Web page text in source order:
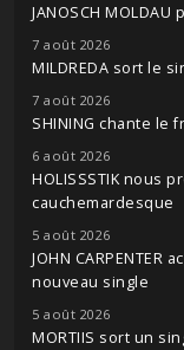
JANOSCH
7 août 2026
MILDREDA sort le
7 août 2026
SHINING chante le
6 août 2026
HOLISSSTIK nous
cauchemardesque
5 août 2026
JOHN
nouveau single
5 août 2026
MORTIIS sort un